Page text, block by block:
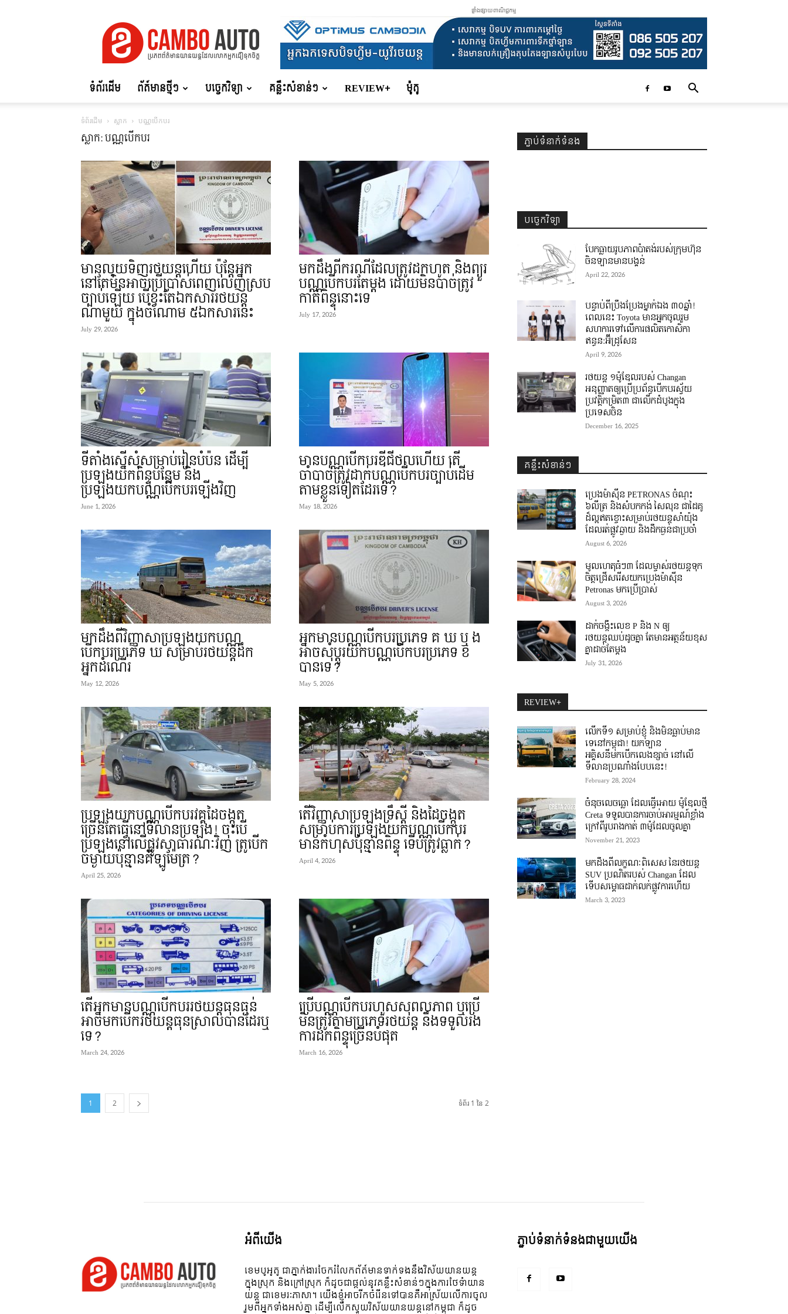
Auto
ផ្ទាំងផ្សាយពាណិជ្ជកម្ម
ទំព័រដើម ព័ត៍មានថ្មីៗ បច្ចេកវិទ្យា គន្លឹះសំខាន់ៗ REVIEW+ ម៉ូតូ
ទំព័រដើម ស្លាក បណ្ណបើកបរ
ស្លាក: បណ្ណបើកបរ
មានលុយទិញរថយន្តហើយ ប៉ុន្តែអ្នក
នៅតែមិនអាចប្រើប្រាស់ពេញលេញស្រប
ច្បាប់ឡើយ បើខ្វះតែឯកសាររថយន្ត
ណាមួយ ក្នុងចំណោម ៥ឯកសារនេះ
July 29, 2026
មកដឹងពីករណីដែលត្រូវដកហូត និងព្យួរ
បណ្ណបើកបរតែម្តង ដោយមិនបាច់ត្រូវ
កាត់ពិន្ទុនោះទេ
July 17, 2026
ទីតាំងស្នើសុំសម្រាប់រៀនបំប៉ន ដើម្បី
ប្រឡងយកពិន្ទុបន្ថែម និង
ប្រឡងយកបណ្ណបើកបរឡើងវិញ
June 1, 2026
មានបណ្ណបើកបរឌីជីថលហើយ តើ
ចាំបាច់ត្រូវដាក់បណ្ណបើកបរច្បាប់ដើម
តាមខ្លួនទៀតដែរទេ?
May 18, 2026
មកដឹងពីវិញ្ញាសាប្រឡងយកបណ្ណ
បើកបរប្រភេទ ឃ សម្រាប់រថយន្តដឹក
អ្នកដំណើរ
May 12, 2026
អ្នកមានបណ្ណបើកបរប្រភេទ គ ឃ ឬ ង
អាចសុំប្តូរយកបណ្ណបើកបរប្រភេទ ខ
បានទេ?
May 5, 2026
ប្រឡងយកបណ្ណបើកបរវគ្គដៃចង្កូត
ច្រើនតែធ្វើនៅទីលានប្រឡង! ចុះបើ
ប្រឡងនៅលើផ្លូវសាធារណៈវិញ ត្រូបើក
ចម្ងាយប៉ុន្មានគីឡូម៉ែត្រ?
April 25, 2026
តើវិញ្ញាសាប្រឡងទ្រឹស្តី និងដៃចង្កូត
សម្រាប់ការប្រឡងយកបណ្ណបើកបរ
មានកំហុសប៉ុន្មានពិន្ទុ ទើបត្រូវធ្លាក់?
April 4, 2026
តើអ្នកមានបណ្ណបើកបររថយន្តធុនធ្ងន់
អាចមកបើករថយន្តធុនស្រាលបានដែរឬ
ទេ?
March 24, 2026
ប្រើបណ្ណបើកបរហួសសុពលភាព ឬប្រើ
មិនត្រូវតាមប្រភេទរថយន្ត នឹងទទួលរង
ការដកពិន្ទុច្រើនបំផុត
March 16, 2026
1 2 ទំព័រ 1 នៃ 2
ភ្ជាប់ទំនាក់ទំនង
បច្ចេកវិទ្យា
បែកធ្លាយរូបភាពប៉ាតង់របស់ក្រុមហ៊ុន
ចិនឡានមានបង្គន់
April 22, 2026
បន្ទាប់ពីប្រឹងប្រែងម្នាក់ឯង ៣០ឆ្នាំ! ​
ពេលនេះ Toyota មានអ្នកចូលរួម
សហការទៅលើការផលិតកោសិកា
ឥន្ធន:អ៊ីដ្រូសែន
April 9, 2026
រថយន្ត ១ម៉ូឌែលរបស់ Changan
អនុញ្ញាតឲ្យប្រើប្រព័ន្ធបើកបរស្វ័យ
ប្រវត្តិកម្រិត៣ ជាលើកដំបូងក្នុង
ប្រទេសចិន
December 16, 2025
គន្លឹះសំខាន់ៗ
ប្រេងម៉ាស៊ីន PETRONAS ចំណុះ
៦លីត្រ និងសំបកកង់ សៃលុន ជាដៃគូ
ដ៏ល្អឥតខ្ចោះសម្រាប់រថយន្តសាំយ៉ុង
ដែលរត់ផ្លូវឆ្ងាយ និងដឹកធ្ងន់ជាប្រចាំ
August 6, 2026
មូលហេតុធំៗ៣ ដែលម្ចាស់រថយន្តទុក
ចិត្តជ្រើសរើសយកប្រេងម៉ាស៊ីន
Petronas មកប្រើប្រាស់
August 3, 2026
ដាក់ចង្កឹះលេខ P និង N ឲ្យ
រថយន្តឈប់ដូចគ្នា តែមានអត្ថន័យខុស
គ្នាដាច់តែម្តង
July 31, 2026
REVIEW+
លើកទី១ សម្រាប់ខ្ញុំ និងមិនធ្លាប់មាន
ទេនៅកម្ពុជា! យកឡាន
អគ្គិសនីមកបើកលេងខ្សាច់ នៅលើ
ទីលានប្រណាំងបែបនេះ!
February 28, 2024
ចំនុចលេចធ្លោ ដែលធ្វើអោយ ម៉ូឌែលថ្មី
Creta ទទួលបានការចាប់អារម្មណ៍ខ្លាំង
ក្រៅពីរូបរាងកាត់ ៣ម៉ូដែលចូលគ្នា
November 21, 2023
មកដឹងពីលក្ខណៈពិសេស នៃរថយន្ត
SUV ប្រណិតរបស់ Changan ដែល
ទើបសម្ភោធដាក់លក់ផ្លូវការហើយ
March 3, 2023
អំពី​យើង
ខេមបូអូតូ ជាភ្នាក់ងារចែករំលែកព័ត៍មានទាក់ទងនឹងវិស័យយានយន្ត
ក្នុងស្រុក និងក្រៅស្រុក ក៏ដូចជាផ្តល់នូវគន្លឹះសំខាន់ៗក្នុងការថែទំាយាន
យន្ត ជាខេមរៈភាសា។ យើងខ្ញុំអាចរីកចំរើនទៅបានគឺអាស្រ័យលើការចូល
រួមពីអ្នកទាំងអស់គ្នា ដើម្បីលើកស្ទួយវិស័យយានយន្តនៅកម្ពុជា ក៏ដូច
ភ្ជាប់ទំនាក់ទំនងជាមួយយើង